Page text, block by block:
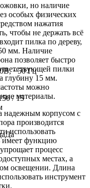
но наличие
особых физических
нажатия
чтобы не держать всё
пилка по дереву,
мм. Наличие
позволяет быстро
пилки
глубину 15 мм.
можно
материалы.
надежным корпусом с
производится
использовать
имеет функцию
процесс
местах, а
освещении. Длина
инструмент
~50 Гц
/ 15
Да